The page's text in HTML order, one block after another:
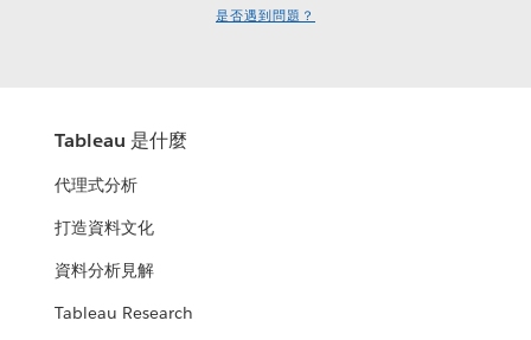
是否遇到問題？
Tableau 是什麼
代理式分析
打造資料文化
資料分析見解
Tableau Research